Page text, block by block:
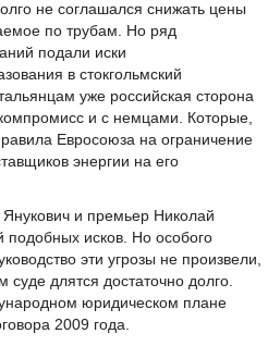
не соглашался снижать цены
по трубам. Но ряд
подали иски
в стокгольмский
уже российская сторона
и с немцами. Которые,
Евросоюза на ограничение
энергии на его
Янукович и премьер Николай
подобных исков. Но особого
эти угрозы не произвели,
суде длятся достаточно долго.
юридическом плане
2009 года.